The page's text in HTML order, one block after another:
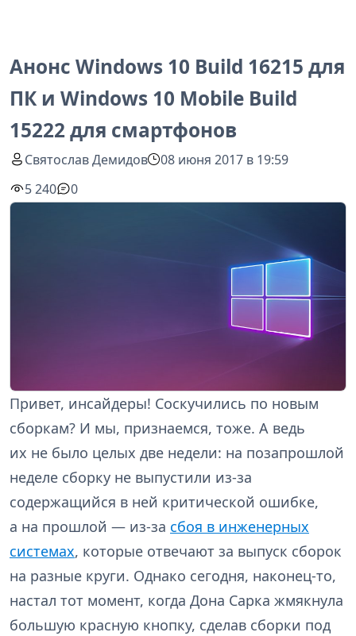
Анонс Windows 10 Build 16215 для
ПК и Windows 10 Mobile Build
15222 для смартфонов
Святослав Демидов
08 июня 2017 в 19:59
5 240
0
Привет, инсайдеры! Соскучились по новым
сборкам? И мы, признаемся, тоже. А ведь
их не было целых две недели: на позапрошлой
неделе сборку не выпустили из-за
содержащийся в ней критической ошибке,
а на прошлой — из-за сбоя в инженерных
системах, которые отвечают за выпуск сборок
на разные круги. Однако сегодня, наконец-то,
настал тот момент, когда Дона Сарка жмякнула
большую красную кнопку, сделав сборки под